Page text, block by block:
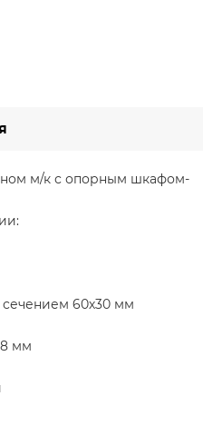
м/к с опорным шкафом-
60х30 мм
мм